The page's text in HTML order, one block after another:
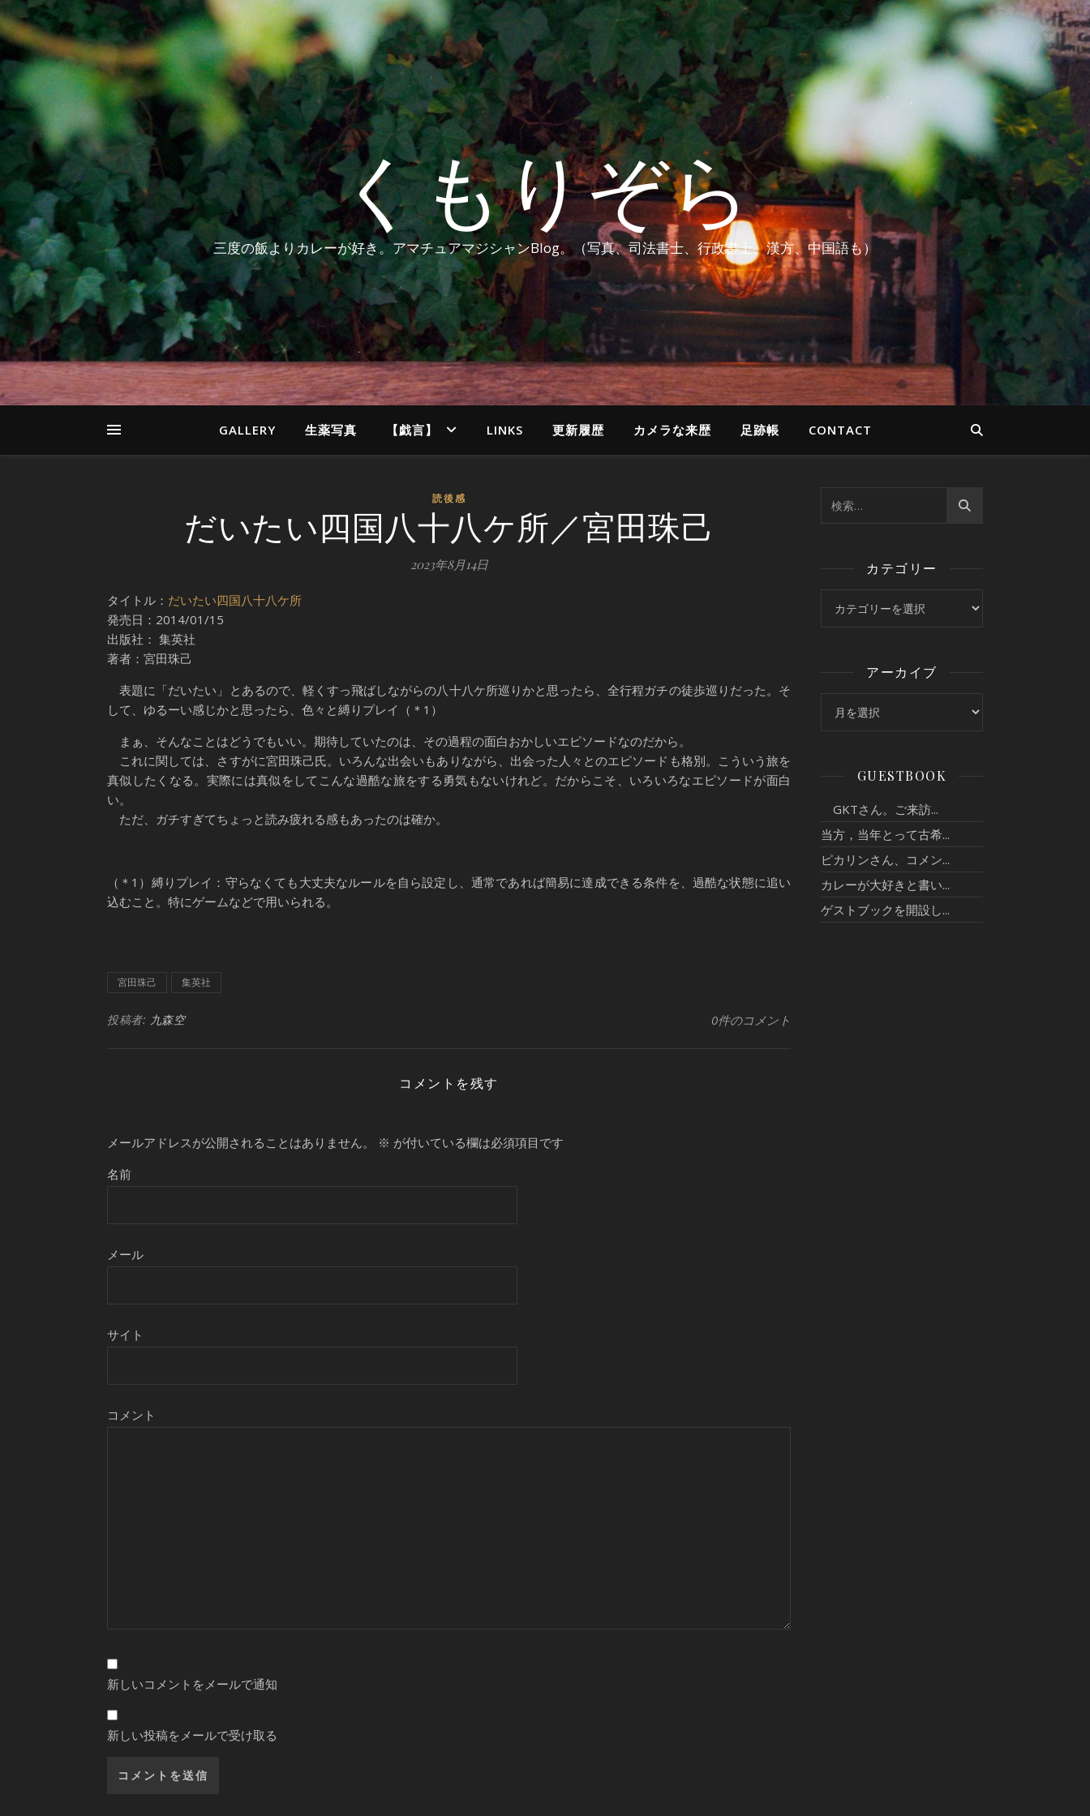
くもりぞら
三度の飯よりカレーが好き。アマチュアマジシャンBlog。（写真、司法書士、行政書士、漢方、中国語も）
GALLERY 生薬写真 【戯言】 LINKS 更新履歴 カメラな来歴 足跡帳 CONTACT
読後感
だいたい四国八十八ケ所／宮田珠己
2023年8月14日
タイトル： だいたい四国八十八ケ所
発売日：2014/01/15
出版社： 集英社
著者：宮田珠己
表題に「だいたい」とあるので、軽くすっ飛ばしながらの八十八ケ所巡りかと思ったら、全行程ガチの徒歩巡りだった。そ
して、ゆるーい感じかと思ったら、色々と縛りプレイ（＊1）
まぁ、そんなことはどうでもいい。期待していたのは、その過程の面白おかしいエピソードなのだから。
これに関しては、さすがに宮田珠己氏。いろんな出会いもありながら、出会った人々とのエピソードも格別。こういう旅を
真似したくなる。実際には真似をしてこんな過酷な旅をする勇気もないけれど。だからこそ、いろいろなエピソードが面白
い。
ただ、ガチすぎてちょっと読み疲れる感もあったのは確か。
（＊1）縛りプレイ：守らなくても大丈夫なルールを自ら設定し、通常であれば簡易に達成できる条件を、過酷な状態に追い
込むこと。特にゲームなどで用いられる。
宮田珠己 集英社
投稿者: 九森空 0件のコメント
コメントを残す
メールアドレスが公開されることはありません。 ※ が付いている欄は必須項目です
名前
メール
サイト
コメント
新しいコメントをメールで通知
新しい投稿をメールで受け取る
カテゴリー
アーカイブ
GUESTBOOK
GKTさん。ご来訪...
当方，当年とって古希...
ピカリンさん、コメン...
カレーが大好きと書い...
ゲストブックを開設し...